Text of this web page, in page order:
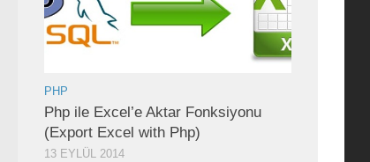
PHP
Php ile Excel’e Aktar Fonksiyonu
(Export Excel with Php)
13 EYLÜL 2014